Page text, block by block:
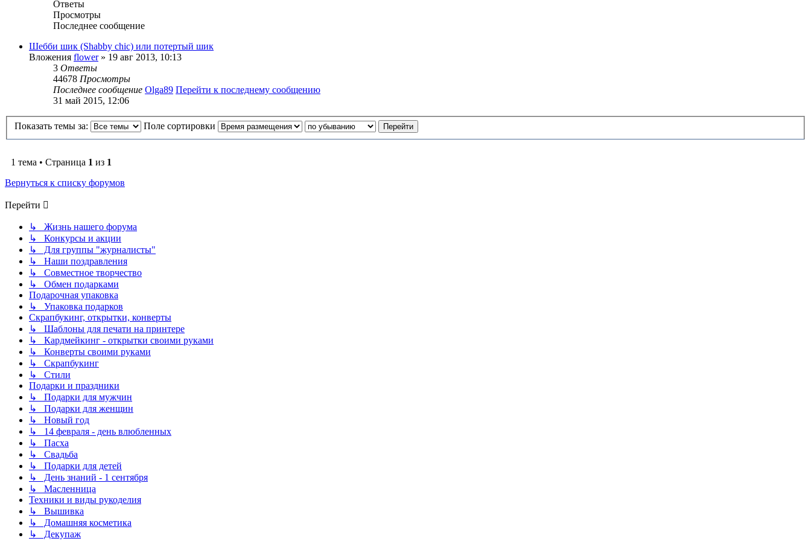
Ответы
Просмотры
Последнее сообщение
Шебби шик (Shabby chic) или потертый шик
Вложения flower» 19 авг 2013, 10:13
3 Ответы
44678 Просмотры
Последнее сообщение Olga89 Перейти к последнему сообщению
31 май 2015, 12:06
Показать темы за: Поле сортировки
1 тема • Страница 1 из 1
Вернуться к списку форумов
Перейти
↳ Жизнь нашего форума
↳ Конкурсы и акции
↳ Для группы "журналисты"
↳ Наши поздравления
↳ Совместное творчество
↳ Обмен подарками
Подарочная упаковка
↳ Упаковка подарков
Скрапбукинг, открытки, конверты
↳ Шаблоны для печати на принтере
↳ Кардмейкинг - открытки своими руками
↳ Конверты своими руками
↳ Скрапбукинг
↳ Стили
Подарки и праздники
↳ Подарки для мужчин
↳ Подарки для женщин
↳ Новый год
↳ 14 февраля - день влюбленных
↳ Пасха
↳ Свадьба
↳ Подарки для детей
↳ День знаний - 1 сентября
↳ Масленница
Техники и виды рукоделия
↳ Вышивка
↳ Домашняя косметика
↳ Декупаж